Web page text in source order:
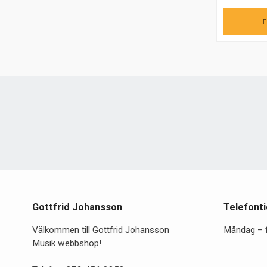
Gottfrid Johansson
Välkommen till Gottfrid Johansson
Musik webbshop!
Måndag –